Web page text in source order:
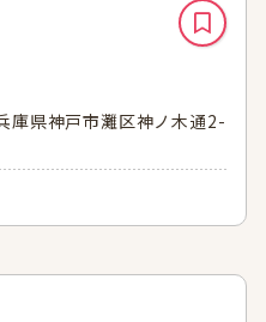
庫県神戸市灘区神ノ木通2-